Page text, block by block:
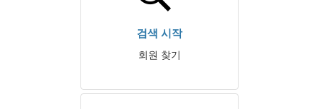
검색 시작
회원 찾기